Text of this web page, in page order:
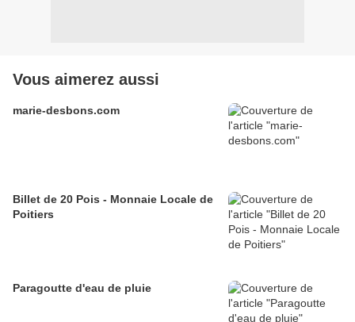
Vous aimerez aussi
marie-desbons.com
Billet de 20 Pois - Monnaie Locale de
Poitiers
Paragoutte d'eau de pluie